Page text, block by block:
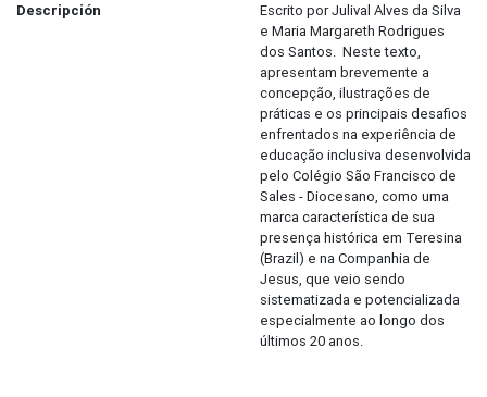
Descripción
Escrito por Julival Alves da Silva
e Maria Margareth Rodrigues
dos Santos. Neste texto,
apresentam brevemente a
concepção, ilustrações de
práticas e os principais desafios
enfrentados na experiência de
educação inclusiva desenvolvida
pelo Colégio São Francisco de
Sales - Diocesano, como uma
marca característica de sua
presença histórica em Teresina
(Brazil) e na Companhia de
Jesus, que veio sendo
sistematizada e potencializada
especialmente ao longo dos
últimos 20 anos.